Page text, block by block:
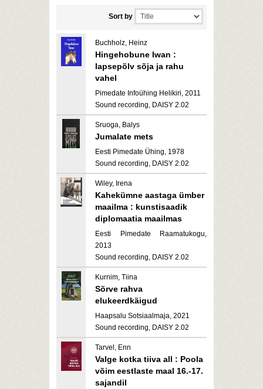
Sort by
Buchholz, Heinz
Hingehobune Iwan :
lapsepõlv sõja ja rahu
vahel
Pimedate Infoühing Helikiri, 2011
Sound recording, DAISY 2.02
Sruoga, Balys
Jumalate mets
Eesti Pimedate Ühing, 1978
Sound recording, DAISY 2.02
Wiley, Irena
Kahekümne aastaga ümber
maailma : kunstisaadik
diplomaatia maailmas
Eesti Pimedate Raamatukogu,
2013
Sound recording, DAISY 2.02
Kurnim, Tiina
Sõrve rahva
elukeerdkäigud
Haapsalu Sotsiaalmaja, 2021
Sound recording, DAISY 2.02
Tarvel, Enn
Valge kotka tiiva all : Poola
võim eestlaste maal 16.-17.
sajandil